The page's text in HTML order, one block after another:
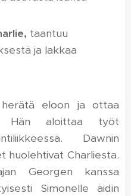
taantuu
ja lakkaa
eloon ja ottaa
Hän aloittaa työt
Dawnin
huolehtivat Charliesta.
Georgen kanssa
Simonelle äidin